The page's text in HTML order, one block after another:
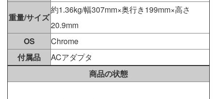
重量/サイズ
約1.36kg/幅307mm×奥行き199mm×高さ
20.9mm
OS
Chrome
付属品
ACアダプタ
商品の状態